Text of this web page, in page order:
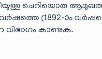
ചെറിയൊരു
(1892-ാം
വിഭാഗം കാണുക.